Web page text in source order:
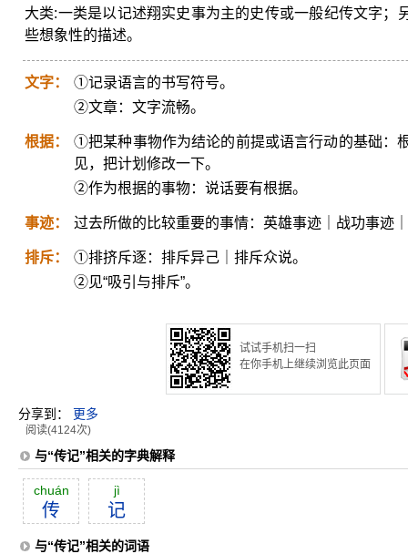
大类:一类是以记述翔实史事为主的史传或一般纪传文字
些想象性的描述。
文字：
①记录语言的书写符号。
②文章：文字流畅。
根据：
①把某种事物作为结论的前提或语言行动的基础：
见，把计划修改一下。
②作为根据的事物：说话要有根据。
事迹： 过去所做的比较重要的事情：英雄事迹｜战功事迹
排斥：
①排挤斥逐：排斥异己｜排斥众说。
②见“吸引与排斥”。
试试手机扫一扫
在你手机上继续浏览此页面
分享到： 更多
阅读(4124次)
与“传记”相关的字典解释
chuán
传
jì
记
与“传记”相关的词语